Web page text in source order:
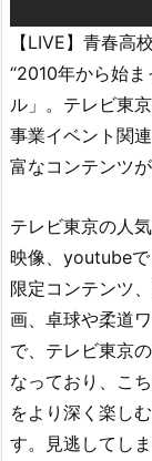
【LIVE】青春高
“2010年から始
ル」。テレビ東
事業イベント関
富なコンテンツ
テレビ東京の人
映像、youtube
限定コンテンツ
画、卓球や柔道
で、テレビ東京
なっており、こ
をより深く楽し
す。見逃してし